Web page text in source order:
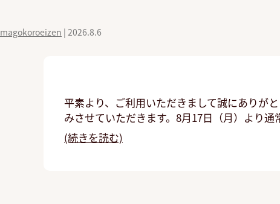
magokoroeizen | 2026.8.6
平素より、ご利用いただきまして誠にありが
みさせていただきます。8月17日（月）より
(続きを読む)